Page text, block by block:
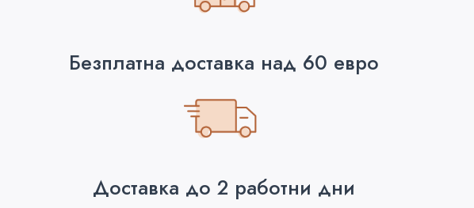
Безплатна доставка над 60 евро
Доставка до 2 работни дни